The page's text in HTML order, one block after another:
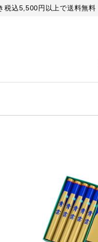
税込5,500円以上で送料無料